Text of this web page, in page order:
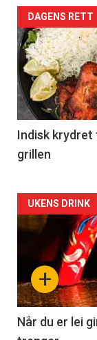
DAGENS RETT
Indisk krydret
grillen
Forsiden
akkurat
nå
-
2
+
UKENS DRINK
Når du er lei